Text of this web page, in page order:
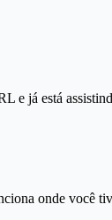
e já está
onde você